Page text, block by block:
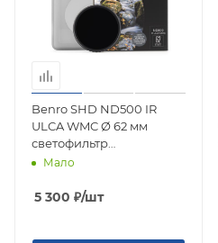
Benro SHD ND500 IR
ULCA WMC Ø 62 мм
светофильтр
нейтрально-серый
Мало
5 300 ₽/шт